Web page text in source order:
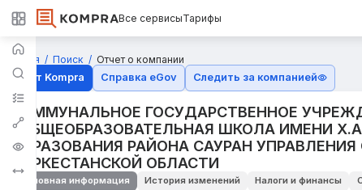
Все сервисыТарифы
Главная Поиск
Отчет о компании
Отчёт Kompra
Справка eGov Следить за компанией
КОММУНАЛЬНОЕ ГОСУДАРСТВЕННОЕ
"ОБЩЕОБРАЗОВАТЕЛЬНАЯ ШКОЛА ИМЕНИ
ОБРАЗОВАНИЯ РАЙОНА САУРАН УПРАВЛЕНИЯ
ТУРКЕСТАНСКОЙ ОБЛАСТИ
Основная информация История изменений Налоги и финансы